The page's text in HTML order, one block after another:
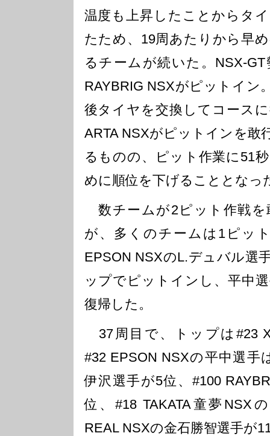
温度も上昇したことからタ
たため、19周あたりから早
るチームが続いた。NSX-
RAYBRIG NSXがピットイン
後タイヤを交換してコース
ARTA NSXがピットインを敢
るものの、ピット作業に51
めに順位を下げることとなっ
数チームが2ピット作戦を
が、多くのチームは1ピッ
EPSON NSXのL.デュバル選
ップでピットインし、平中
復帰した。
37周目で、トップは#23
#32 EPSON NSXの平中選手
伊沢選手が5位、#100
位、#18 TAKATA童夢NSX
REAL NSXの金石勝智選手が